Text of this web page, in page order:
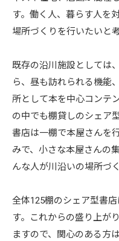
す。働く人、暮らす人を
場所づくりを行いたいと
既存の沿川施設としては
ら、昼も訪れられる機能
所として本を中心コンテ
の中でも棚貸しのシェア
書店は一棚で本屋さんを
みで、小さな本屋さんの
んな人が川沿いの場所づ
全体125棚のシェア型書
す。これからの盛り上が
ますので、関心のある方